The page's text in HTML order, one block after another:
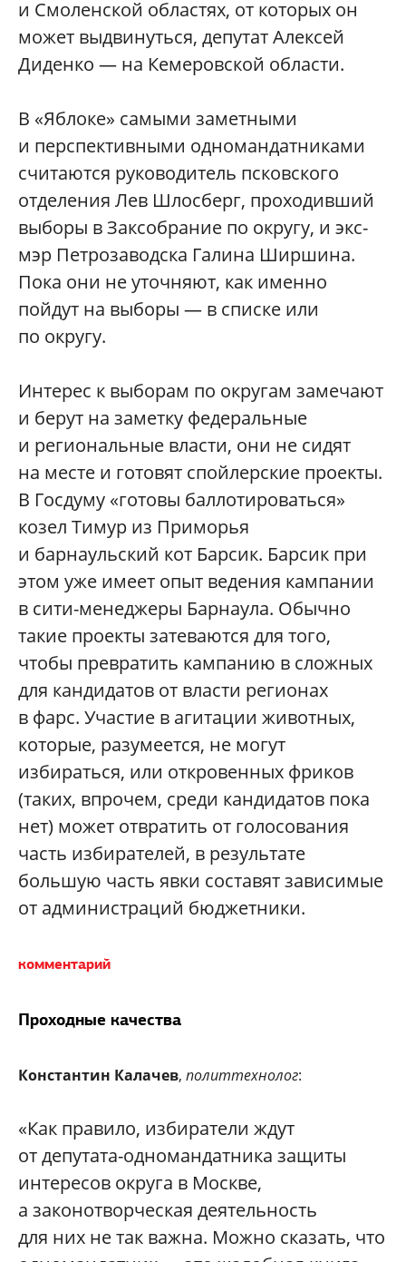
и Смоленской областях, от которых он
может выдвинуться, депутат Алексей
Диденко — на Кемеровской области.
В «Яблоке» самыми заметными
и перспективными одномандатниками
считаются руководитель псковского
отделения Лев Шлосберг, проходивший
выборы в Заксобрание по округу, и экс-
мэр Петрозаводска Галина Ширшина.
Пока они не уточняют, как именно
пойдут на выборы — в списке или
по округу.
Интерес к выборам по округам замечают
и берут на заметку федеральные
и региональные власти, они не сидят
на месте и готовят спойлерские проекты.
В Госдуму «готовы баллотироваться»
козел Тимур из Приморья
и барнаульский кот Барсик. Барсик при
этом уже имеет опыт ведения кампании
в сити-менеджеры Барнаула. Обычно
такие проекты затеваются для того,
чтобы превратить кампанию в сложных
для кандидатов от власти регионах
в фарс. Участие в агитации животных,
которые, разумеется, не могут
избираться, или откровенных фриков
(таких, впрочем, среди кандидатов пока
нет) может отвратить от голосования
часть избирателей, в результате
большую часть явки составят зависимые
от администраций бюджетники.
комментарий
Проходные качества
Константин Калачев, политтехнолог:
«Как правило, избиратели ждут
от депутата-одномандатника защиты
интересов округа в Москве,
а законотворческая деятельность
для них не так важна. Можно сказать, что